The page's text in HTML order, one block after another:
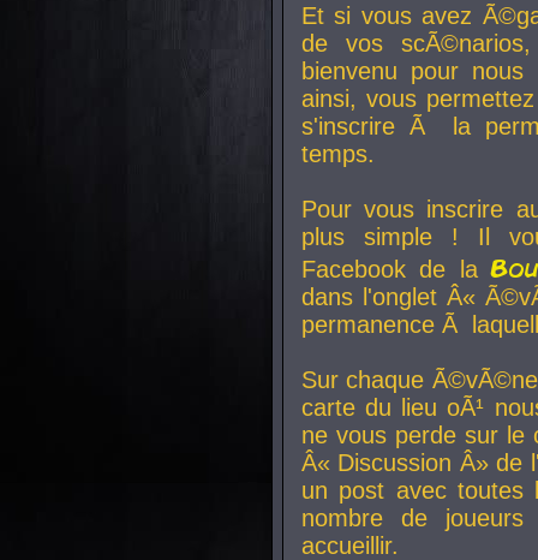
Et si vous avez
de vos
bienvenu pour
ainsi, vous
s'inscrire Ã la
temps.
Pour vous inscrire
plus simple ! Il
Facebook de la
dans l'onglet Â«
permanence Ã
Sur chaque
carte du lieu oÃ¹
ne vous perde sur le
Â« Discussion Â» de
un post avec toutes
nombre de
accueillir.